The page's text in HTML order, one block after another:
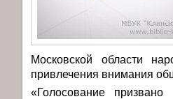
Московской области
привлечения внимания
«Голосование